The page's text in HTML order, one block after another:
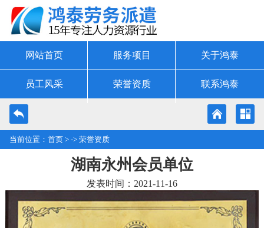
网站首页 服务项目 关于鸿泰
员工风采 荣誉资质 联系鸿泰
当前位置： 首页 > -> 荣誉资质
湖南永州会员单位
发表时间：2021-11-16